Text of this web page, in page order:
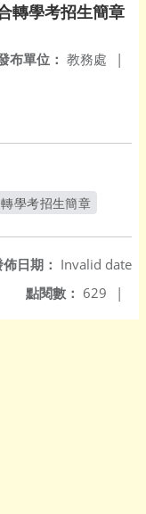
轉學考招生簡章
布單位： 教務處 |
學考招生簡章
日期： Invalid date
點閱數： 629 |